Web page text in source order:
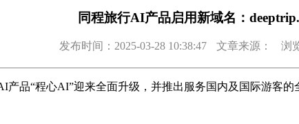
同程旅行AI产品启用新域名：
发布时间：2025-03-28 10:38:47 文章来源： 浏
品“程心AI”迎来全面升级，并推出服务国内及国际游客